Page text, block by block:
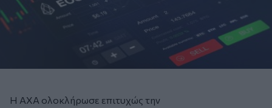
Η AXA ολοκλήρωσε επιτυχώς την